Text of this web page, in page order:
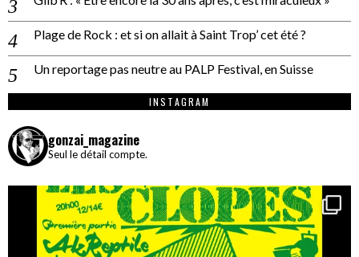
Plage de Rock : et si on allait à Saint Trop’ cet été ?
Un reportage pas neutre au PALP Festival, en Suisse
INSTAGRAM
gonzai_magazine
Seul le détail compte.